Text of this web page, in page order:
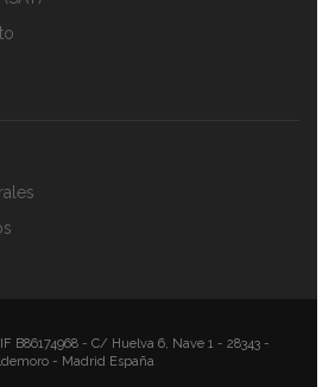
58,90 €
Baja 20cm Inducción, 1,6L,
B86174968 - C/ Huelva 6, Nave 1 - 28343 -
- Madrid España